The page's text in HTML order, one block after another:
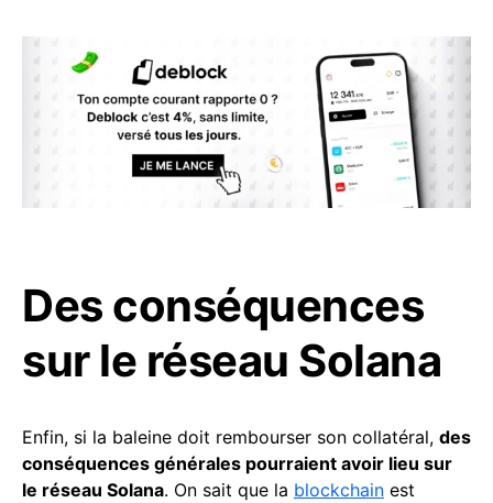
Des conséquences
sur le réseau Solana
Enfin, si la baleine doit rembourser son collatéral, des
conséquences générales pourraient avoir lieu sur
le réseau Solana. On sait que la blockchain est